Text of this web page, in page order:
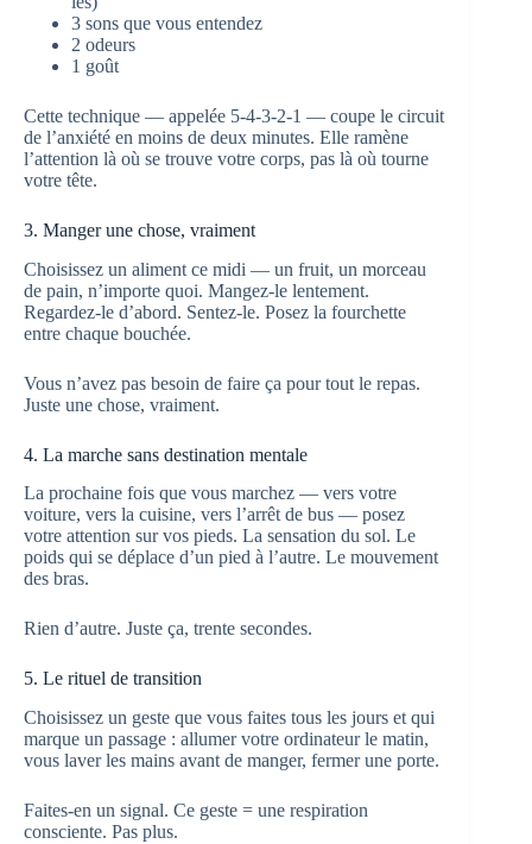
3 sons que vous entendez
2 odeurs
1 goût
Cette technique — appelée 5-4-3-2-1 — coupe le circuit
de l’anxiété en moins de deux minutes. Elle ramène
l’attention là où se trouve votre corps, pas là où tourne
votre tête.
3. Manger une chose, vraiment
Choisissez un aliment ce midi — un fruit, un morceau
de pain, n’importe quoi. Mangez-le lentement.
Regardez-le d’abord. Sentez-le. Posez la fourchette
entre chaque bouchée.
Vous n’avez pas besoin de faire ça pour tout le repas.
Juste une chose, vraiment.
4. La marche sans destination mentale
La prochaine fois que vous marchez — vers votre
voiture, vers la cuisine, vers l’arrêt de bus — posez
votre attention sur vos pieds. La sensation du sol. Le
poids qui se déplace d’un pied à l’autre. Le mouvement
des bras.
Rien d’autre. Juste ça, trente secondes.
5. Le rituel de transition
Choisissez un geste que vous faites tous les jours et qui
marque un passage : allumer votre ordinateur le matin,
vous laver les mains avant de manger, fermer une porte.
Faites-en un signal. Ce geste = une respiration
consciente. Pas plus.